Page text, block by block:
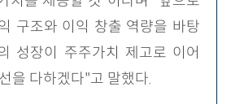
구조와 이익 창출 역량을 바탕
성장이 주주가치 제고로 이어
을 다하겠다"고 말했다.